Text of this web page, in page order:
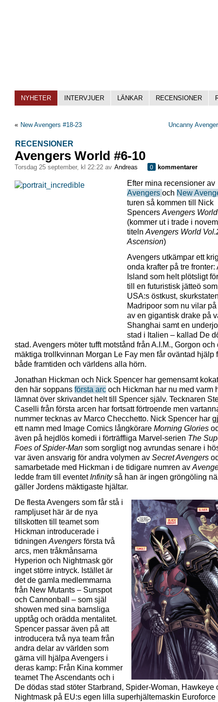
NYHETER INTERVJUER LÄNKAR RECENSIONER
« New Avengers #18-23 Uncanny
RECENSIONER
Avengers World #6-10
torsdag 25 september, kl 22:22 av Andreas 0 kommentarer
Efter mina recensioner av
Avengers och New
turen så kommen till Nick
Spencers Avengers World
(kommer ut i trade i
titeln Avengers World
Ascension)
Avengers utkämpar ett
onda krafter på tre fronter:
Island som helt plötsligt
till en futuristisk jätteö
USA:s östkust,
Madripoor som nu vilar
av en gigantisk drake på
Shanghai samt en
stad i Italien – kallad De
stad. Avengers möter tufft motstånd från A.I.M., Gorgon och
mäktiga trollkvinnan Morgan Le Fay men får oväntad hjälp
både framtiden och världens alla hörn.
Jonathan Hickman och Nick Spencer har gemensamt
den här soppans första arc och Hickman har nu med varm
lämnat över skrivandet helt till Spencer själv. Tecknaren
Caselli från första arcen har fortsatt förtroende men
nummer tecknas av Marco Checchetto. Nick Spencer har
ett namn med Image Comics långkörare Morning Glories
även på hejdlös komedi i förträffliga Marvel-serien The
Foes of Spider-Man som sorgligt nog avrundas senare i
var även ansvarig för andra volymen av Secret Avengers
samarbetade med Hickman i de tidigare numren av
ledde fram till eventetInfinityså han är ingen gröngöling
gäller Jordens mäktigaste hjältar.
De flesta Avengers som får stå i
rampljuset här är de nya
tillskotten till teamet som
Hickman introducerade i
tidningen Avengers första två
arcs, men tråkmånsarna
Hyperion och Nightmask gör
inget större intryck. Istället är
det de gamla medlemmarna
från New Mutants – Sunspot
och Cannonball – som själ
showen med sina barnsliga
upptåg och orädda mentalitet.
Spencer passar även på att
introducera två nya team från
andra delar av världen som
gärna vill hjälpa Avengers i
deras kamp: Från Kina kommer
teamet The Ascendants och i
De dödas stad stöter Starbrand, Spider-Woman, Hawkeye
Nightmask på EU:s egen lilla superhjältemaskin Euroforce